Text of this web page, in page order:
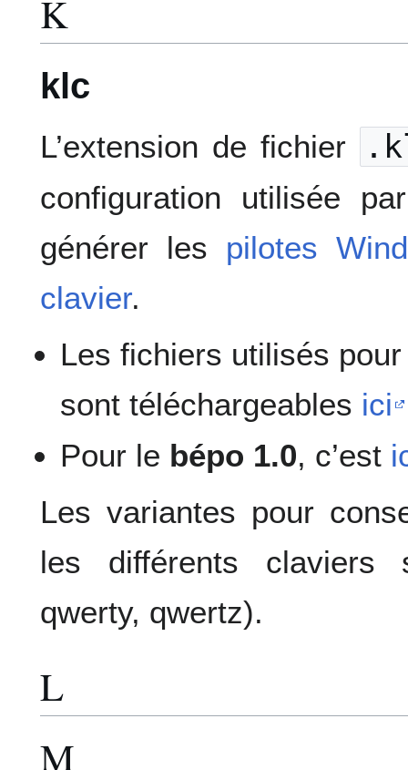
K
klc
L’extension de fichier
configuration utilisée
générer les pilotes
clavier.
Les fichiers utilisés
sont téléchargeables ici
Pour le bépo 1.0, c’est
Les variantes pour
les différents claviers
qwerty, qwertz).
L
M